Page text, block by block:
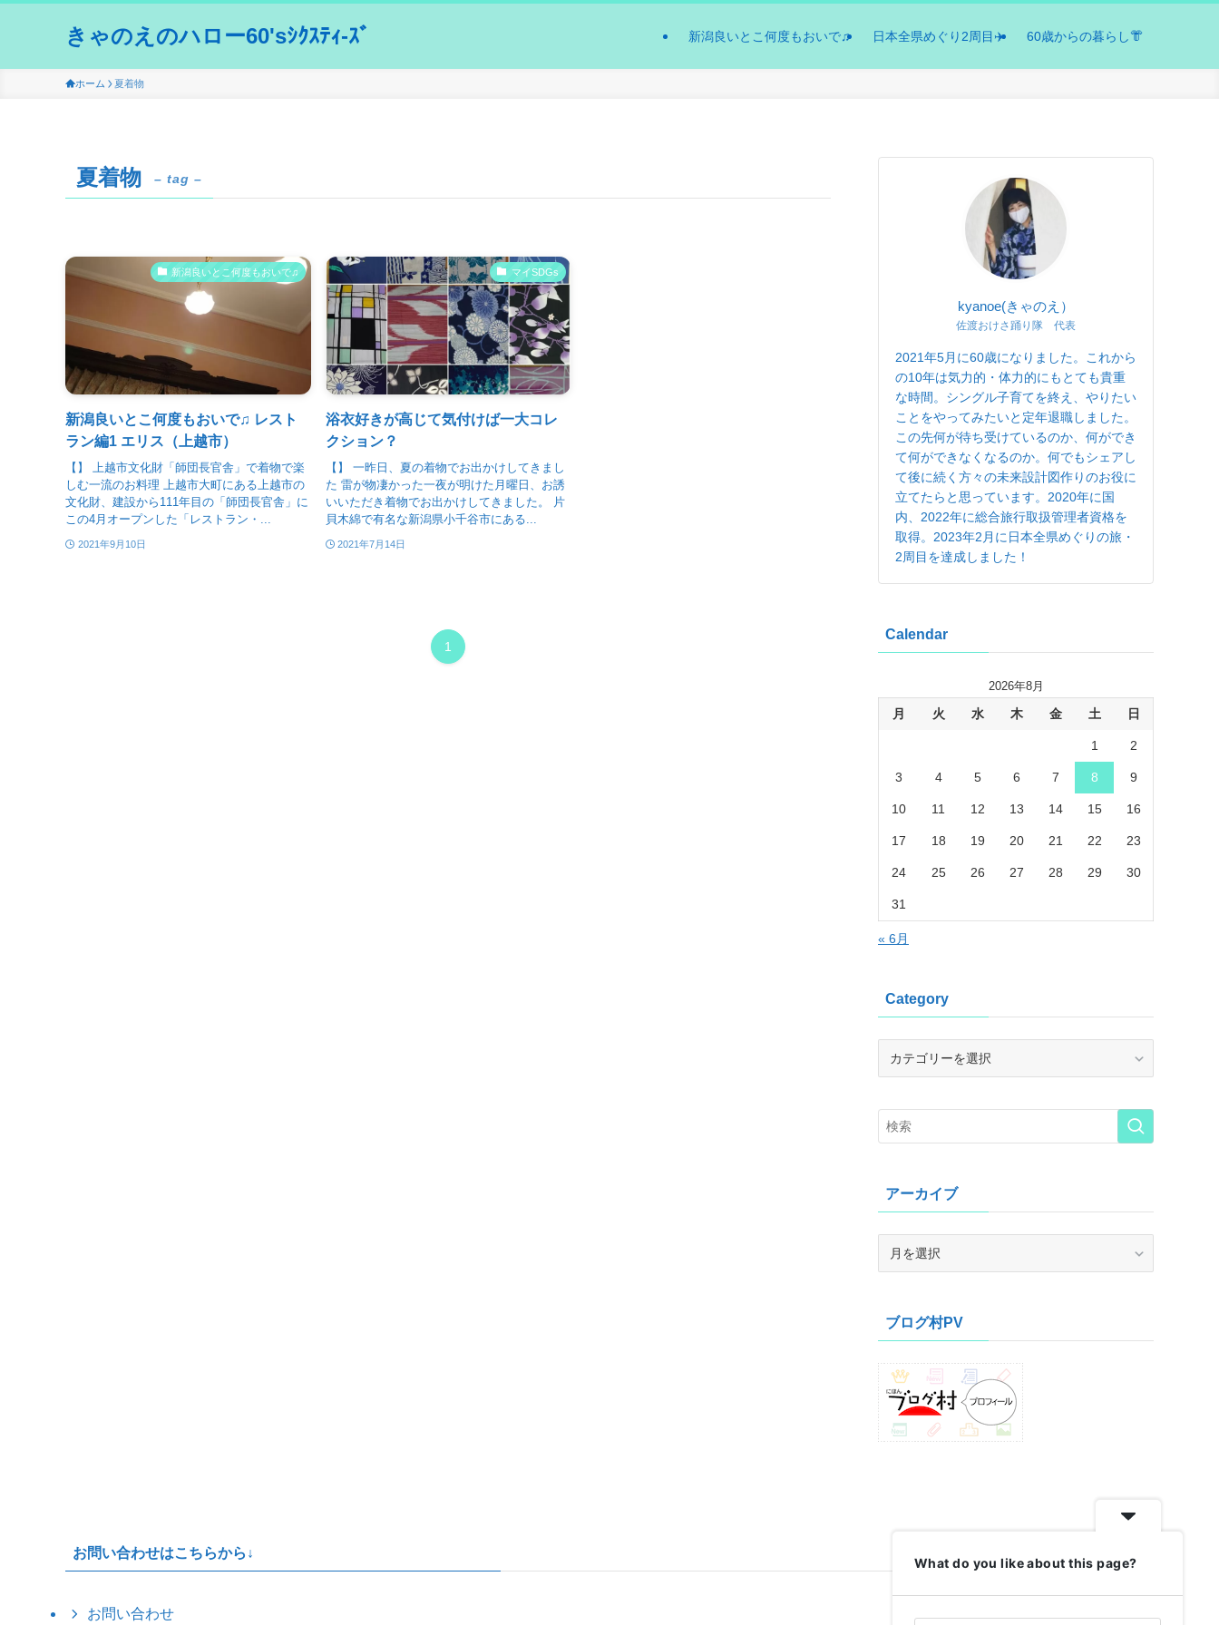
きゃのえのハロー60'sｼｸｽﾃｨ-ｽﾞ 新潟良いとこ何度もおいで♫ 日本全県めぐり2周目✈️ 60歳からの暮らし👘
ホーム 夏着物
夏着物 – tag –
新潟良いとこ何度もおいで♫
新潟良いとこ何度もおいで♫ レスト
ラン編1 エリス（上越市）
【】 上越市文化財「師団長官舎」で着物で楽
しむ一流のお料理 上越市大町にある上越市の
文化財、建設から111年目の「師団長官舎」に
この4月オープンした「レストラン・...
2021年9月10日
マイSDGs
浴衣好きが高じて気付けば一大コレ
クション？
【】 一昨日、夏の着物でお出かけしてきまし
た 雷が物凄かった一夜が明けた月曜日、お誘
いいただき着物でお出かけしてきました。 片
貝木綿で有名な新潟県小千谷市にある...
2021年7月14日
1
kyanoe(きゃのえ）
佐渡おけさ踊り隊 代表
2021年5月に60歳になりました。これから
の10年は気力的・体力的にもとても貴重
な時間。シングル子育てを終え、やりたい
ことをやってみたいと定年退職しました。
この先何が待ち受けているのか、何ができ
て何ができなくなるのか。何でもシェアし
て後に続く方々の未来設計図作りのお役に
立てたらと思っています。2020年に国
内、2022年に総合旅行取扱管理者資格を
取得。2023年2月に日本全県めぐりの旅・
2周目を達成しました！
Calendar
2026年8月
月 火 水 木 金 土 日
1 2
3 4 5 6 7 8 9
10 11 12 13 14 15 16
17 18 19 20 21 22 23
24 25 26 27 28 29 30
31
« 6月
Category
アーカイブ
ブブログ村PV
お問い合わせはこちらから↓
お問い合わせ
What do you like about this page?